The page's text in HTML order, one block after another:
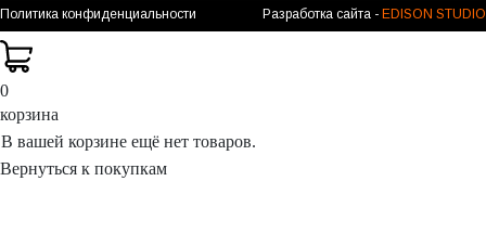
Политика конфиденциальности Разработка сайта - EDISON STUDIO
0
корзина
В вашей корзине ещё нет товаров.
Вернуться к покупкам